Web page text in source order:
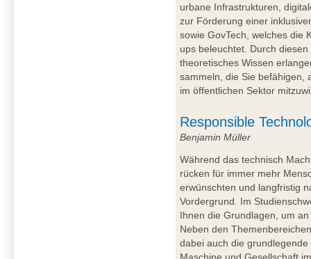
urbane Infrastrukturen,
zur Förderung einer
sowie GovTech, welches die
ups beleuchtet. Durch
theoretisches Wissen
sammeln, die Sie befähigen,
im öffentlichen Sektor
Responsible
Benjamin Müller
Während das technisch
rücken für immer mehr
erwünschten und langfristig
Vordergrund. Im
Ihnen die Grundlagen, um
Neben den
dabei auch die